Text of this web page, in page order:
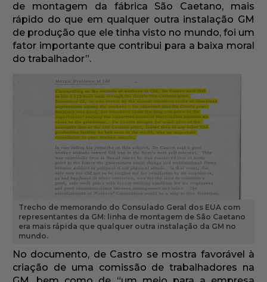
de montagem da fábrica São Caetano, mais
rápido do que em qualquer outra instalação GM
de produção que ele tinha visto no mundo, foi um
fator importante que contribui para a baixa moral
do trabalhador”.
Trecho de memorando do Consulado Geral dos EUA com
representantes da GM: linha de montagem de São Caetano
era mais rápida que qualquer outra instalação da GM no
mundo.
No documento, de Castro se mostra favorável à
criação de uma comissão de trabalhadores na